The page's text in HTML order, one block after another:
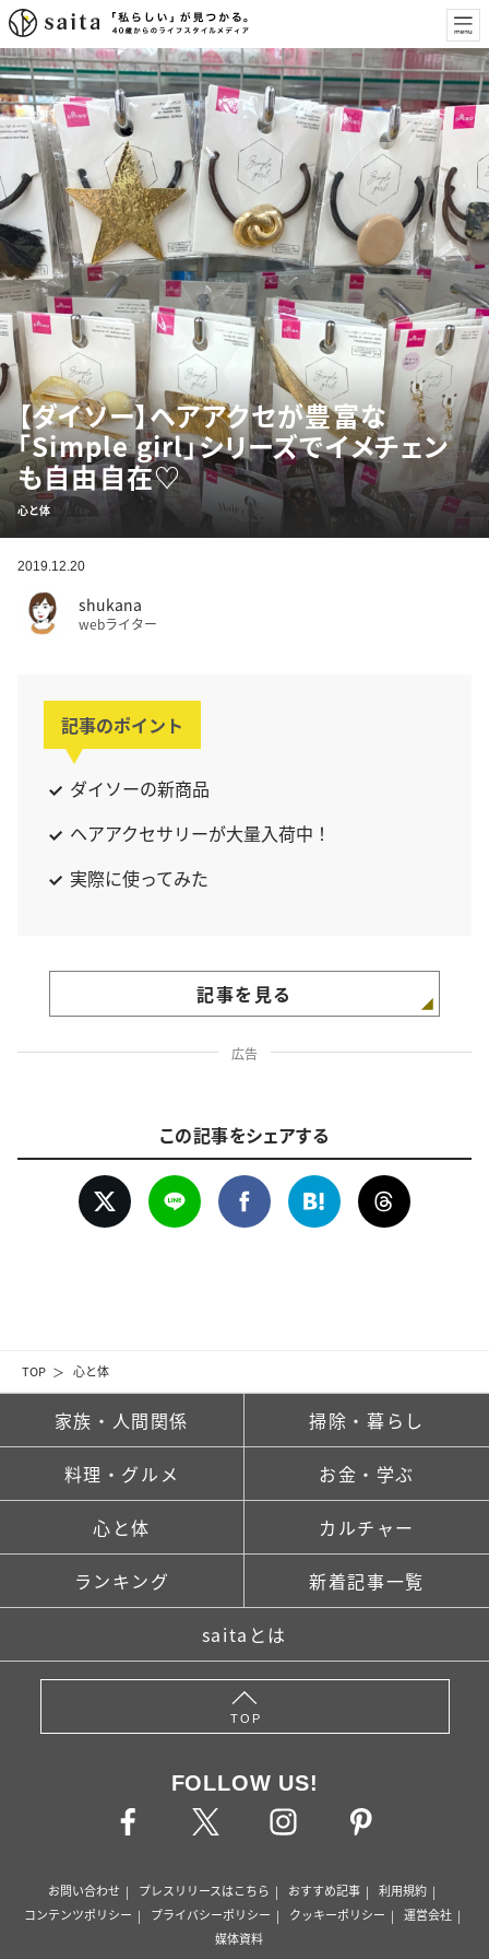
TOP 心と体
【ダイソー】ヘアアクセが豊富な
「Simple girl」シリーズでイメチェン
も自由自在♡
心と体
2019.12.20
shukana
webライター
記事のポイント
ダイソーの新商品
ヘアアクセサリーが大量入荷中！
実際に使ってみた
記事を見る
広告
この記事をシェアする
家族・人間関係 掃除・暮らし
料理・グルメ お金・学ぶ
心と体 カルチャー
ランキング 新着記事一覧
saitaとは
TOP
FOLLOW US!
お問い合わせ プレスリリースはこちら おすすめ記事
利用規約
コンテンツポリシー
プライバシーポリシー クッキーポリシー
運営会社
媒体資料